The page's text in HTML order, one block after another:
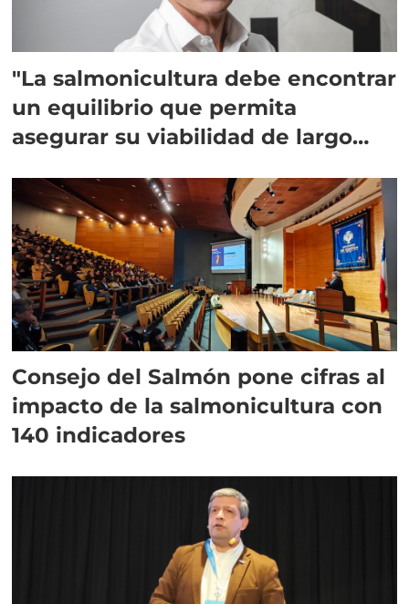
"La salmonicultura debe encontrar
un equilibrio que permita
asegurar su viabilidad de largo
Consejo del Salmón pone cifras al
impacto de la salmonicultura con
140 indicadores